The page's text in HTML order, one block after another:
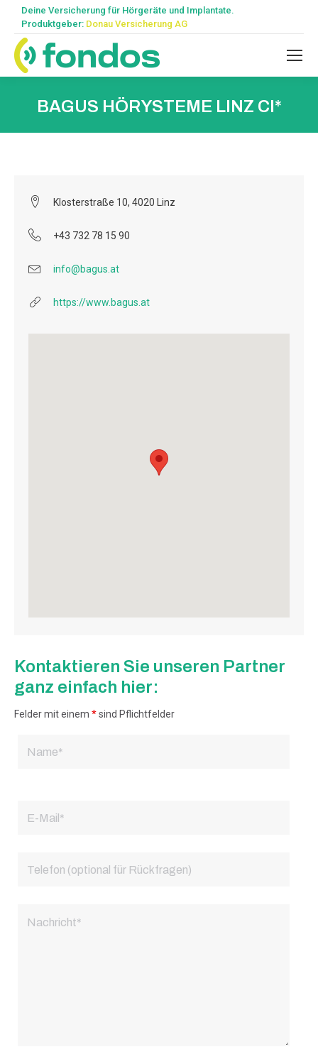
Deine Versicherung für Hörgeräte und Implantate.
Produktgeber: Donau Versicherung AG
BAGUS HÖRYSTEME LINZ CI*
Kontaktieren Sie unseren Partner
ganz einfach hier:
Felder mit einem *sind Pflichtfelder
Klosterstraße 10, 4020 Linz
+43 732 78 15 90
info@bagus.at
https://www.bagus.at